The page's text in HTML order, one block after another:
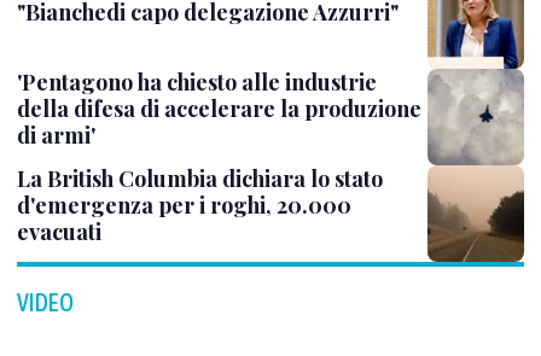
"Bianchedi capo delegazione Azzurri"
'Pentagono ha chiesto alle industrie
della difesa di accelerare la produzione
di armi'
La British Columbia dichiara lo stato
d'emergenza per i roghi, 20.000
evacuati
VIDEO